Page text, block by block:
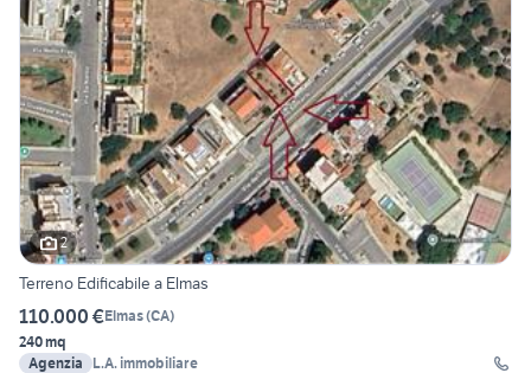
2
Terreno Edificabile a Elmas
110.000 €Elmas(CA)
240 mq
Agenzia
L.A. immobiliare